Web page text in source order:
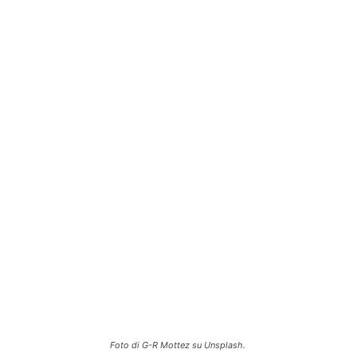
Foto di G-R Mottez su Unsplash.